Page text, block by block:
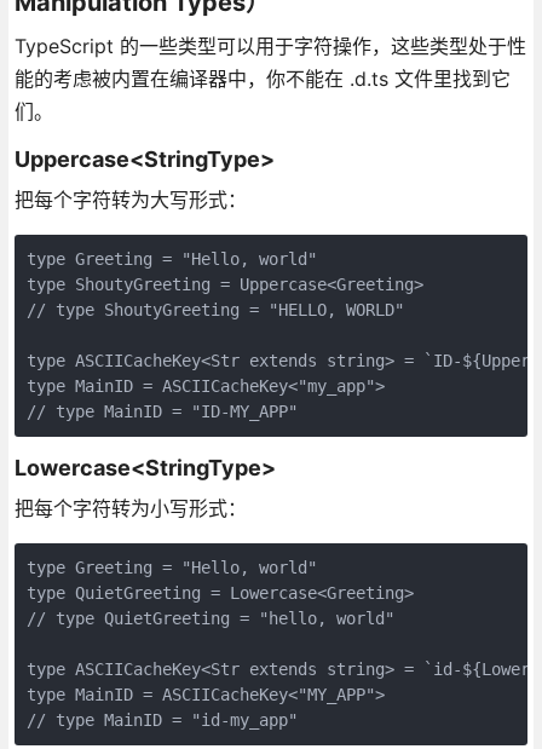
TypeScript 的一些类型可以用于字符操作，这些类型处于性
能的考虑被内置在编译器中，你不能在 .d.ts 文件里找到它
们。
Uppercase<StringType>
把每个字符转为大写形式：
type Greeting = "Hello, world"
type ShoutyGreeting = Uppercase<Greeting>
// type ShoutyGreeting = "HELLO, WORLD"
type ASCIICacheKey<Str extends string> = `ID-
type MainID = ASCIICacheKey<"my_app">
// type MainID = "ID-MY_APP"
Lowercase<StringType>
把每个字符转为小写形式：
type Greeting = "Hello, world"
type QuietGreeting = Lowercase<Greeting>
// type QuietGreeting = "hello, world"
type ASCIICacheKey<Str extends string> = `id-
type MainID = ASCIICacheKey<"MY_APP">
// type MainID = "id-my_app"